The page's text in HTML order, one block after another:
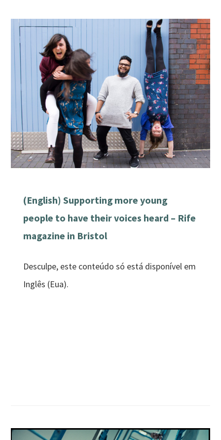
(English) Supporting more young
people to have their voices heard – Rife
magazine in Bristol
Desculpe, este conteúdo só está disponível em
Inglês (Eua).